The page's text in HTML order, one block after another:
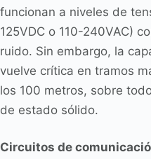
funcionan a niveles de
125VDC o 110-240VAC)
ruido. Sin embargo, la
vuelve crítica en tramos
los 100 metros, sobre
de estado sólido.
Circuitos de